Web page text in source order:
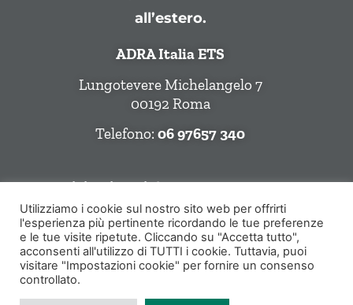
all’estero.
ADRA Italia ETS
Lungotevere Michelangelo 7
00192 Roma
Telefono:06 97657 340
Seguici Sui Social
© ADRA Italia ETS | Lungotevere Michelangelo 7 | 00192 Roma (RM)
Utilizziamo i cookie sul nostro sito web per offrirti
l'esperienza più pertinente ricordando le tue preferenze
e le tue visite ripetute. Cliccando su "Accetta tutto",
acconsenti all'utilizzo di TUTTI i cookie. Tuttavia, puoi
visitare "Impostazioni cookie" per fornire un consenso
controllato.